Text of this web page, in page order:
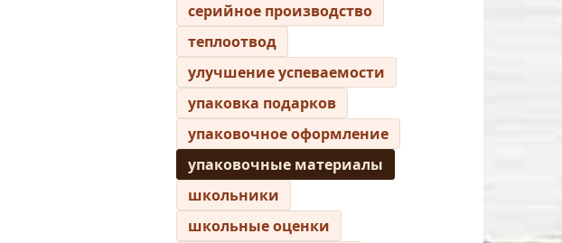
серийное производство
теплоотвод
улучшение успеваемости
упаковка подарков
упаковочное оформление
упаковочные материалы
школьники
школьные оценки